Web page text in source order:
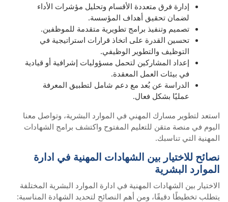
إدارة فرق متعددة الأقسام وتحليل مؤشرات الأداء
لضمان تحقيق أهداف المؤسسة.
تصميم وتنفيذ برامج تطويرية متقدمة للموظفين.
تحسين القدرة على اتخاذ قرارات استراتيجية في
التوظيف والتطوير الوظيفي.
إعداد المشاركين لتحمل مسؤوليات إشرافية أو قيادية
في بيئات العمل المعقدة.
الدراسة عن بُعد مع دعم شامل لتطبيق المعرفة
عمليًا بشكل فعال.
استعد لتطوير مسارك المهني في الموارد البشرية، وتواصل معنا
اليوم في منصة متقن للتعليم المفتوح واكتشف برامج الشهادات
المهنية التي تناسبك.
نصائح للاختيار بين الشهادات المهنية في ادارة
الموارد البشرية
الاختيار بين الشهادات المهنية في ادارة الموارد البشرية المختلفة
يتطلب تخطيطًا دقيقًا، ومن أهم النصائح لتحديد الشهادة المناسبة: